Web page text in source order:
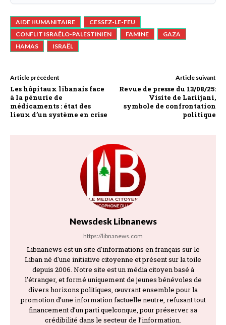
AIDE HUMANITAIRE
CESSEZ-LE-FEU
CONFLIT ISRAÉLO-PALESTINIEN
FAMINE
GAZA
HAMAS
ISRAËL
Article précédent
Les hôpitaux libanais face
à la pénurie de
médicaments : état des
lieux d’un système en crise
Article suivant
Revue de presse du 13/08/25:
Visite de Lariijani,
symbole de confrontation
politique
Newsdesk Libnanews
https://libnanews.com
Libnanews est un site d'informations en français sur le
Liban né d'une initiative citoyenne et présent sur la toile
depuis 2006. Notre site est un média citoyen basé à
l’étranger, et formé uniquement de jeunes bénévoles de
divers horizons politiques, œuvrant ensemble pour la
promotion d’une information factuelle neutre, refusant tout
financement d’un parti quelconque, pour préserver sa
crédibilité dans le secteur de l’information.